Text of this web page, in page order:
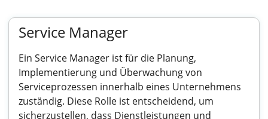
Service Manager
Ein Service Manager ist für die Planung,
Implementierung und Überwachung von
Serviceprozessen innerhalb eines Unternehmens
zuständig. Diese Rolle ist entscheidend, um
sicherzustellen, dass Dienstleistungen und